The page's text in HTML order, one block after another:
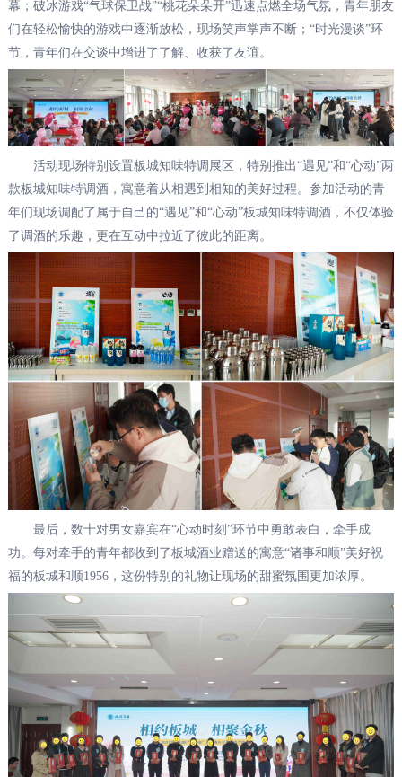
幕；破冰游戏“气球保卫战”“桃花朵朵开”迅速点燃全场气氛，青年朋友
们在轻松愉快的游戏中逐渐放松，现场笑声掌声不断；“时光漫谈”环
节，青年们在交谈中增进了了解、收获了友谊。
活动现场特别设置板城知味特调展区，特别推出“遇见”和“心动”两
款板城知味特调酒，寓意着从相遇到相知的美好过程。参加活动的青
年们现场调配了属于自己的“遇见”和“心动”板城知味特调酒，不仅体验
了调酒的乐趣，更在互动中拉近了彼此的距离。
最后，数十对男女嘉宾在“心动时刻”环节中勇敢表白，牵手成
功。每对牵手的青年都收到了板城酒业赠送的寓意“诸事和顺”美好祝
福的板城和顺1956，这份特别的礼物让现场的甜蜜氛围更加浓厚。